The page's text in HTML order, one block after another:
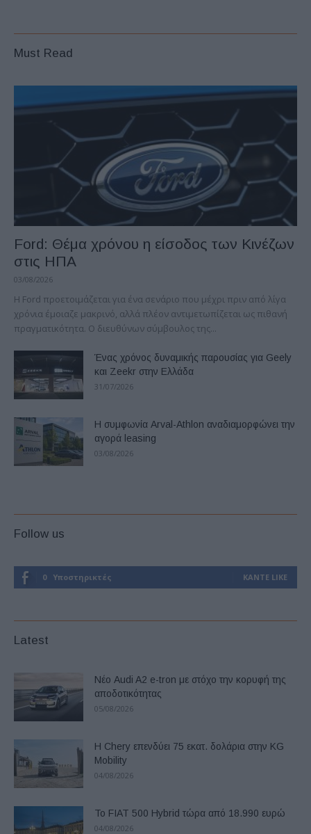
Must Read
Ford: Θέμα χρόνου η είσοδος των Κινέζων
στις ΗΠΑ
03/08/2026
Η Ford προετοιμάζεται για ένα σενάριο που μέχρι πριν από λίγα
χρόνια έμοιαζε μακρινό, αλλά πλέον αντιμετωπίζεται ως πιθανή
πραγματικότητα. Ο διευθύνων σύμβουλος της...
Ένας χρόνος δυναμικής παρουσίας για Geely
και Zeekr στην Ελλάδα
31/07/2026
Η συμφωνία Arval-Athlon αναδιαμορφώνει την
αγορά leasing
03/08/2026
Follow us
0 Υποστηρικτές ΚΆΝΤΕ LIKE
Latest
Νέο Audi A2 e-tron με στόχο την κορυφή της
αποδοτικότητας
05/08/2026
Η Chery επενδύει 75 εκατ. δολάρια στην KG
Mobility
04/08/2026
Το FIAT 500 Hybrid τώρα από 18.990 ευρώ
04/08/2026